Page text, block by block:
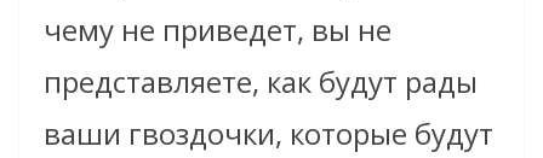
чему не приведет, вы не
представляете, как будут рады
ваши гвоздочки, которые будут